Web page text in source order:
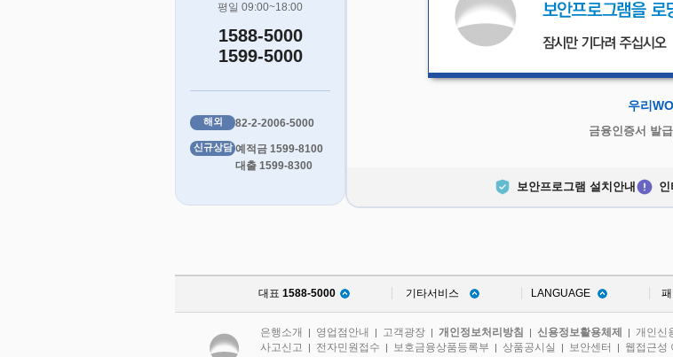
평일 09:00~18:00
1588-5000
1599-5000
해외 82-2-2006-5000
신규상담 예적금 1599-8100
대출 1599-8300
우리WON인증서
우리
금융인증서 발급
보안프로그램 설치안내
대표 1588-5000 기타서비스 LANGUAGE
은행소개 | 영업점안내 | 고객광장 | 개인정보처리방침 | 신용정보활용체제 | 개인신
사고신고 | 전자민원접수 | 보호금융상품등록부 | 상품공시실 | 보안센터 | 웹접근성